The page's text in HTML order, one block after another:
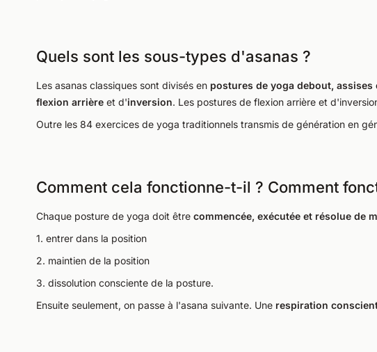
Quels sont les sous-types d'asanas ?
Les asanas classiques sont divisés en postures de yoga debout, assises
flexion arrière et d'inversion. Les postures de flexion arrière et
Outre les 84 exercices de yoga traditionnels transmis de génération en
Comment cela fonctionne-t-il ? Comment
Chaque posture de yoga doit être commencée, exécutée et résolue de
1. entrer dans la position
2. maintien de la position
3. dissolution consciente de la posture.
Ensuite seulement, on passe à l'asana suivante. Une respiration